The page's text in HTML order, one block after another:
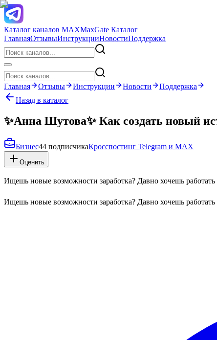
Каталог каналов MAXMaxGate Каталог
ГлавнаяОтзывыИнструкцииНовостиПоддержка
Главная Отзывы Инструкции Новости
Поддержка
Назад в каталог
✨Анна Шутова✨ Как создать новый
Бизнес44 подписчикаКросспостинг Telegram и MAX
Оценить
Ищешь новые возможности заработка? Давно хочешь
Ищешь новые возможности заработка? Давно хочешь